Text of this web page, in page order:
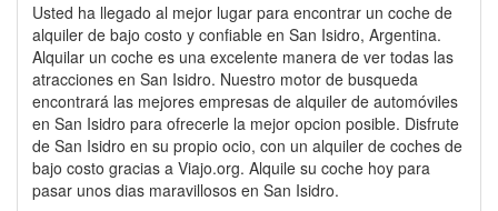
Usted ha llegado al mejor lugar para encontrar un coche de
alquiler de bajo costo y confiable en San Isidro, Argentina.
Alquilar un coche es una excelente manera de ver todas las
atracciones en San Isidro. Nuestro motor de busqueda
encontrará las mejores empresas de alquiler de automóviles
en San Isidro para ofrecerle la mejor opcion posible. Disfrute
de San Isidro en su propio ocio, con un alquiler de coches de
bajo costo gracias a Viajo.org. Alquile su coche hoy para
pasar unos dias maravillosos en San Isidro.